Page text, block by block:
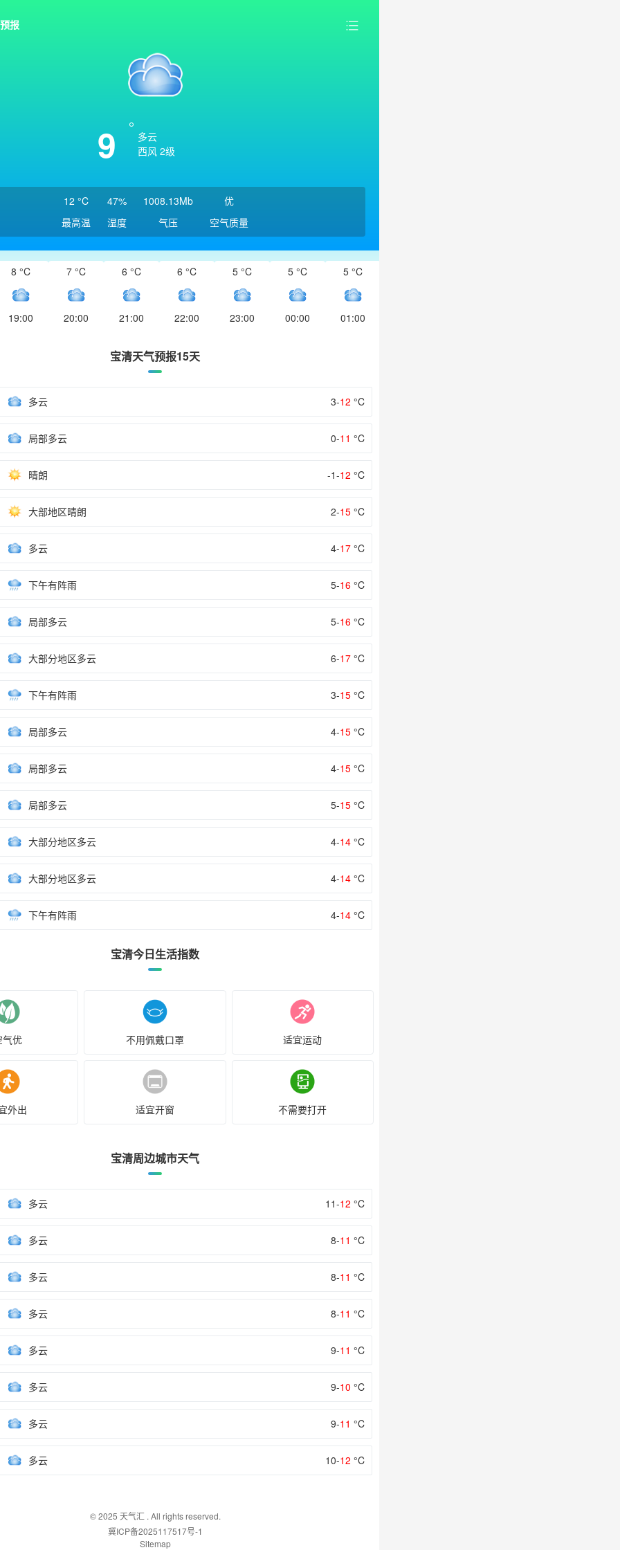
报
9
多云
西风 2级
12 °C
最高温
47%
湿度
1008.13Mb
气压
优
空气质量
8 °C
19:00
7 °C
20:00
6 °C
21:00
6 °C
22:00
5 °C
23:00
5 °C
00:00
5 °C
01:00
宝清天气预报15天
多云 3-12 °C
局部多云 0-11 °C
晴朗 -1-12 °C
大部地区晴朗 2-15 °C
多云 4-17 °C
下午有阵雨 5-16 °C
局部多云 5-16 °C
大部分地区多云 6-17 °C
下午有阵雨 3-15 °C
局部多云 4-15 °C
局部多云 4-15 °C
局部多云 5-15 °C
大部分地区多云 4-14 °C
大部分地区多云 4-14 °C
下午有阵雨 4-14 °C
宝清今日生活指数
气优 不用佩戴口罩 适宜运动
外出 适宜开窗 不需要打开
宝清周边城市天气
多云 11-12 °C
多云 8-11 °C
多云 8-11 °C
多云 8-11 °C
多云 9-11 °C
多云 9-10 °C
多云 9-11 °C
多云 10-12 °C
© 2025 天气汇. All rights reserved.
冀ICP备2025117517号-1
Sitemap